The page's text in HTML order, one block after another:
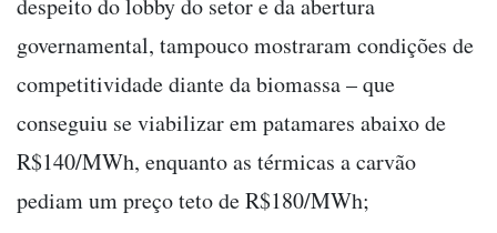
governamental, tampouco mostraram condições de
competitividade diante da biomassa – que
conseguiu se viabilizar em patamares abaixo de
R$140/MWh, enquanto as térmicas a carvão
pediam um preço teto de R$180/MWh;